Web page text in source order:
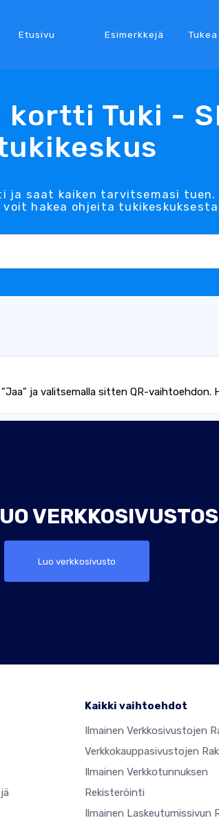
Etusivu Esimerkkejä Tukea
Tuki -
ja saat kaiken tarvitsemasi
hakea ohjeita
ja valitsemalla sitten QR-vaihtoehdon.
Luo verkkosivusto
Kaikki vaihtoehdot
Ilmainen Verkkosivustojen
Verkkokauppasivustojen
Ilmainen Verkkotunnuksen
Rekisteröinti
Ilmainen Laskeutumissivun